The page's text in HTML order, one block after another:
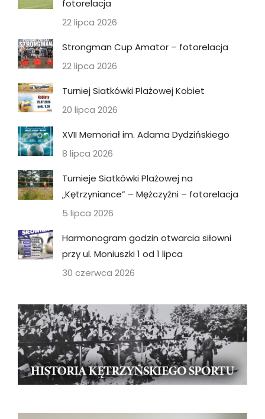
fotorelacja
22 lipca 2026
Strongman Cup Amator – fotorelacja
22 lipca 2026
Turniej Siatkówki Plażowej Kobiet
20 lipca 2026
XVII Memoriał im. Adama Dydzińskiego
8 lipca 2026
Turnieje Siatkówki Plażowej na
„Kętrzyniance” – Mężczyźni – fotorelacja
5 lipca 2026
Harmonogram godzin otwarcia siłowni
przy ul. Moniuszki 1 od 1 lipca
30 czerwca 2026